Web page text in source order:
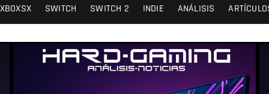
XBOXSX SWITCH SWITCH 2 INDIE ANÁLISIS